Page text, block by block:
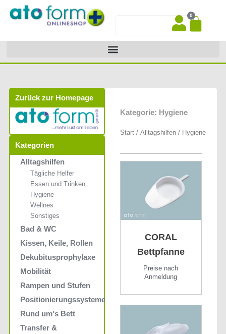
Inhalt
0
Zurück zur Homepage
Kategorien
Alltagshilfen
Tägliche Helfer
Essen und Trinken
Hygiene
Wellnes
Sonstiges
Bad & WC
Kissen, Keile, Rollen
Dekubitusprophylaxe
Mobilität
Rampen und Stufen
Positionierungssysteme
Rund um's Bett
Transfer &
Kategorie: Hygiene
Start/ Alltagshilfen/ Hygiene
CORAL
Bettpfanne
Preise nach
Anmeldung